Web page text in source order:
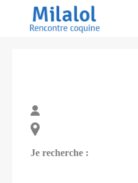
Je recherche :